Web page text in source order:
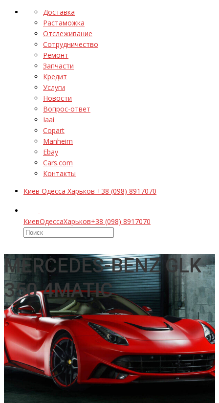
Доставка
Растаможка
Отслеживание
Сотрудничество
Ремонт
Запчасти
Кредит
Услуги
Новости
Вопрос-ответ
Iaai
Copart
Manheim
Ebay
Cars.com
Контакты
Киев Одесса Харьков +38 (098) 8917070
КиевОдессаХарьков+38 (098) 8917070
MERCEDES-BENZ GLK
350 4MATIC